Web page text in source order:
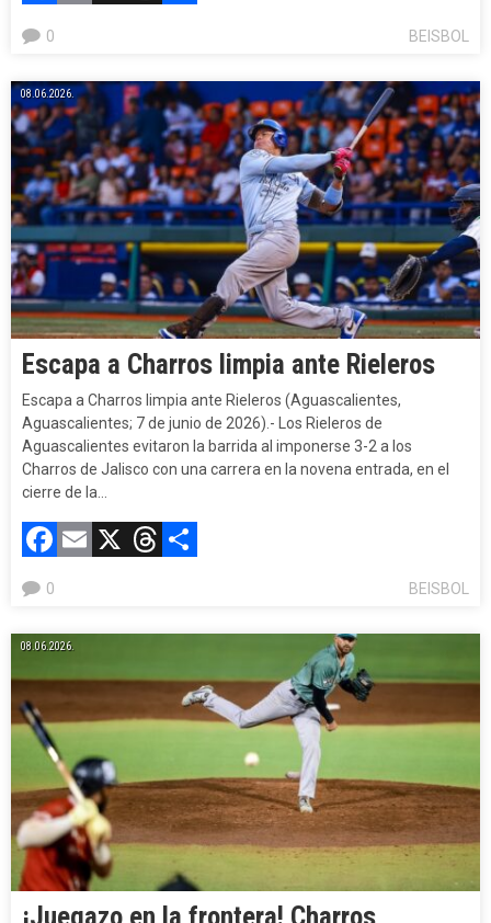
BEISBOL
0
08.06.2026.
Escapa a Charros limpia ante Rieleros
Escapa a Charros limpia ante Rieleros (Aguascalientes,
Aguascalientes; 7 de junio de 2026).- Los Rieleros de
Aguascalientes evitaron la barrida al imponerse 3-2 a los
Charros de Jalisco con una carrera en la novena entrada, en el
cierre de la…
Facebook
Email
X Threads
BEISBOL
0
08.06.2026.